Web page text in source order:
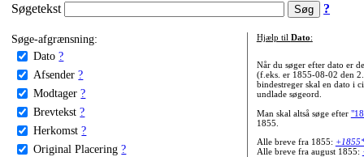
Søgetekst ?
Søge-afgrænsning:
Dato ?
Afsender ?
Modtager ?
Brevtekst ?
Herkomst ?
Original Placering ?
Hjælp til Dato:
Når du søger efter dato er
(f.eks. er 1855-08-02 den
bindestreger skal en dato i
undlade søgeord.
Man skal altså søge efter
1855.
Alle breve fra 1855:
Alle breve fra august 1855: